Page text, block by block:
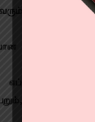
இயக்குநர்.
– எப்போதும்
என்றார்.